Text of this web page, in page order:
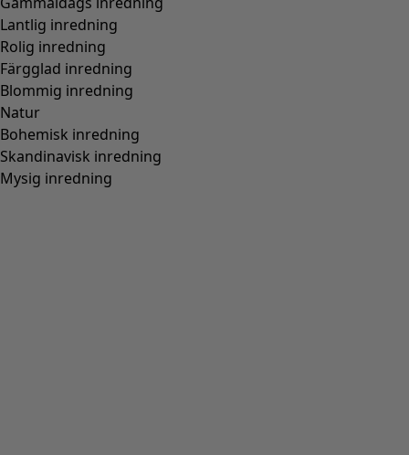
Lantlig inredning
Rolig inredning
Färgglad inredning
Blommig inredning
Natur
Bohemisk inredning
Skandinavisk inredning
Mysig inredning